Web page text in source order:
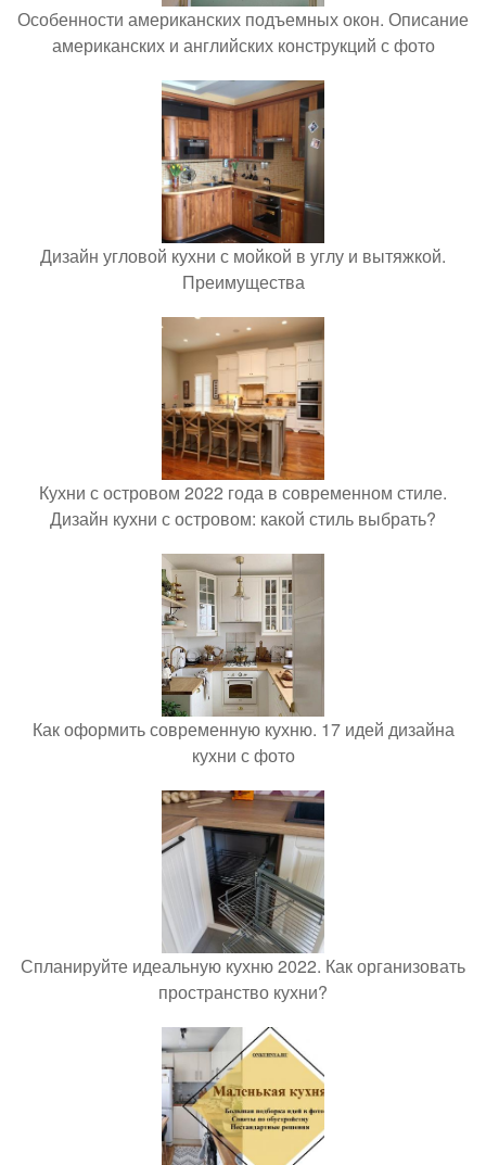
Особенности американских подъемных окон. Описание
американских и английских конструкций с фото
Дизайн угловой кухни с мойкой в углу и вытяжкой.
Преимущества
Кухни с островом 2022 года в современном стиле.
Дизайн кухни с островом: какой стиль выбрать?
Как оформить современную кухню. 17 идей дизайна
кухни с фото
Спланируйте идеальную кухню 2022. Как организовать
пространство кухни?